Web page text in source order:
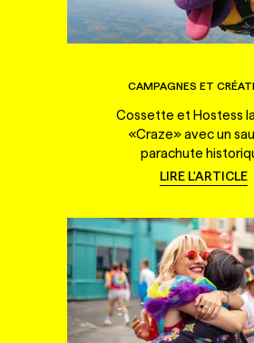
CAMPAGNES ET
Cossette et Hostess
«Craze» avec un
parachute
LIRE L'ARTICLE